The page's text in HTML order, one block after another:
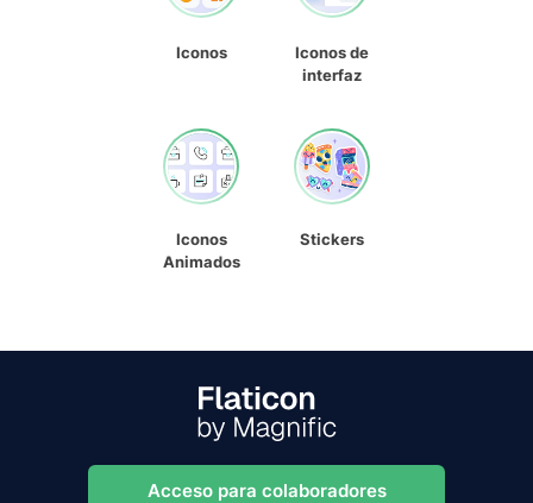
Iconos
Iconos de
interfaz
Iconos
Animados
Stickers
Acceso para colaboradores